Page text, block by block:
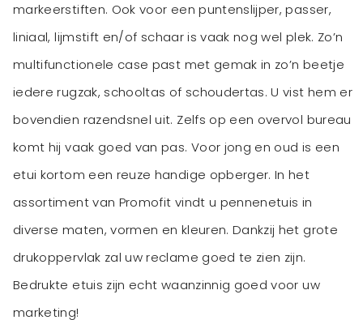
markeerstiften. Ook voor een puntenslijper, passer,
liniaal, lijmstift en/of schaar is vaak nog wel plek. Zo’n
multifunctionele case past met gemak in zo’n beetje
iedere rugzak, schooltas of schoudertas. U vist hem er
bovendien razendsnel uit. Zelfs op een overvol bureau
komt hij vaak goed van pas. Voor jong en oud is een
etui kortom een reuze handige opberger. In het
assortiment van Promofit vindt u pennenetuis in
diverse maten, vormen en kleuren. Dankzij het grote
drukoppervlak zal uw reclame goed te zien zijn.
Bedrukte etuis zijn echt waanzinnig goed voor uw
marketing!